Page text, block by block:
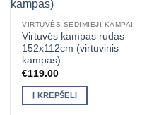
VIRTUVĖS SĖDIMIEJI KAMPAI
Virtuvės kampas rudas
152x112cm (virtuvinis
kampas)
€119.00
Į KREPŠELĮ